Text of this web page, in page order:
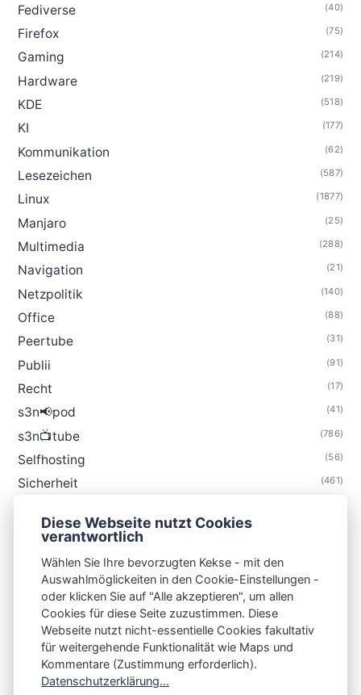
Fediverse (40)
Firefox (75)
Gaming (214)
Hardware (219)
KDE (518)
KI (177)
Kommunikation (62)
Lesezeichen (587)
Linux (1877)
Manjaro (25)
Multimedia (288)
Navigation (21)
Netzpolitik (140)
Office (88)
Peertube (31)
Publii (91)
Recht (17)
s3n📢pod (41)
s3n📺tube (786)
Selfhosting (56)
Sicherheit (461)
Thunderbird
S3N🧩NET
Integrating Open-Source Blog Network (iOSBN)
Impressum
Kontakt
Diese Webseite nutzt Cookies
verantwortlich
Wählen Sie Ihre bevorzugten Kekse - mit den
Auswahlmöglickeiten in den Cookie-Einstellungen -
oder klicken Sie auf "Alle akzeptieren", um allen
Cookies für diese Seite zuzustimmen. Diese
Webseite nutzt nicht-essentielle Cookies fakultativ
für weitergehende Funktionalität wie Maps und
Kommentare (Zustimmung erforderlich).
Datenschutzerklärung...